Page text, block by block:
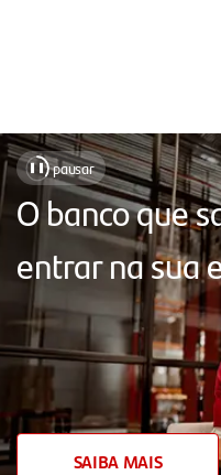
Soluções
para
facilitar
seu
dia
dia,
com
❚❚ pausar
O banco que
entrar na sua
SAIBA MAIS